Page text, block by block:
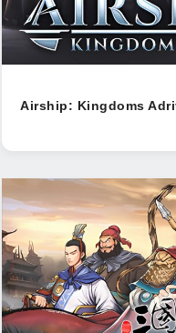
Airship: Kingdoms